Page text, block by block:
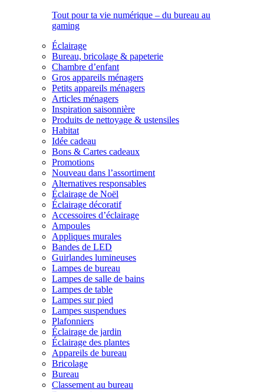
Tout pour ta vie numérique – du bureau au
gaming
Éclairage
Bureau, bricolage & papeterie
Chambre d’enfant
Gros appareils ménagers
Petits appareils ménagers
Articles ménagers
Inspiration saisonnière
Produits de nettoyage & ustensiles
Habitat
Idée cadeau
Bons & Cartes cadeaux
Promotions
Nouveau dans l’assortiment
Alternatives responsables
Éclairage de Noël
Éclairage décoratif
Accessoires d’éclairage
Ampoules
Appliques murales
Bandes de LED
Guirlandes lumineuses
Lampes de bureau
Lampes de salle de bains
Lampes de table
Lampes sur pied
Lampes suspendues
Plafonniers
Éclairage de jardin
Éclairage des plantes
Appareils de bureau
Bricolage
Bureau
Classement au bureau